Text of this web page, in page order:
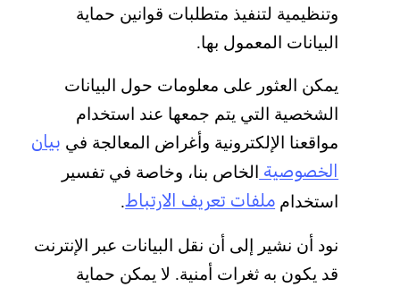
وتنظيمية لتنفيذ متطلبات قوانين حماية
البيانات المعمول بها.
يمكن العثور على معلومات حول البيانات
الشخصية التي يتم جمعها عند استخدام
مواقعنا الإلكترونية وأغراض المعالجة في بيان
الخصوصية الخاص بنا، وخاصة في تفسير
استخدام ملفات تعريف الارتباط.
نود أن نشير إلى أن نقل البيانات عبر الإنترنت
قد يكون به ثغرات أمنية. لا يمكن حماية